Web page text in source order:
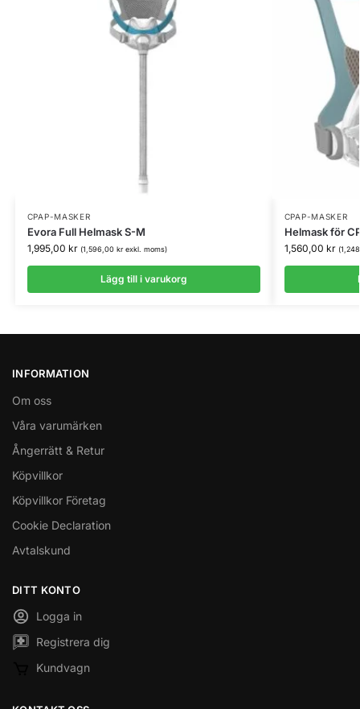
CPAP-MASKER
Evora Full Helmask S-M
1,995,00 kr (1,596,00 krexkl. moms)
Lägg till i varukorg
CPAP-MASKER
Helmask för
1,560,00 kr (
INFORMATION
Om oss
Våra varumärken
Ångerrätt & Retur
Köpvillkor
Köpvillkor Företag
Cookie Declaration
Avtalskund
DITT KONTO
Logga in
Registrera dig
Kundvagn